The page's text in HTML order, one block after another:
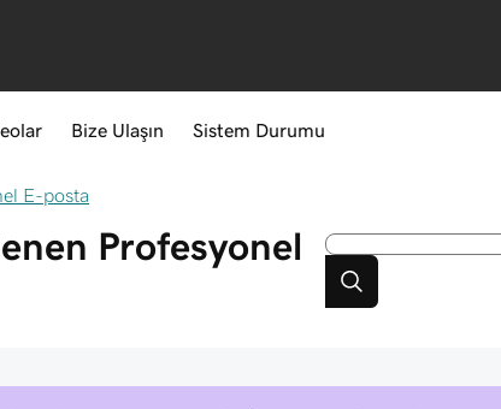
Bize Ulaşın Sistem Durumu
E-posta
Profesyonel